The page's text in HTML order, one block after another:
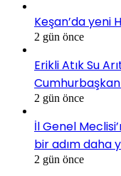
Keşan’da yeni
2 gün önce
Erikli Atık Su
2 gün önce
İl Genel
bir adım daha
2 gün önce